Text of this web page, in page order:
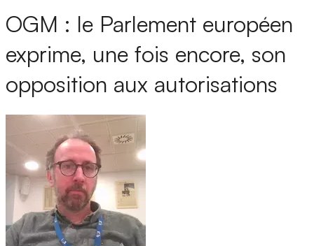
OGM : le Parlement européen
exprime, une fois encore, son
opposition aux autorisations